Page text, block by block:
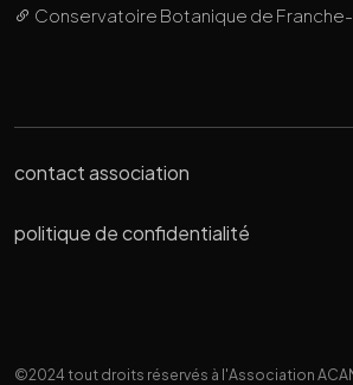
Conservatoire Botanique de
contact association
politique de confidentialité
©2024 tout droits réservés à l'Association